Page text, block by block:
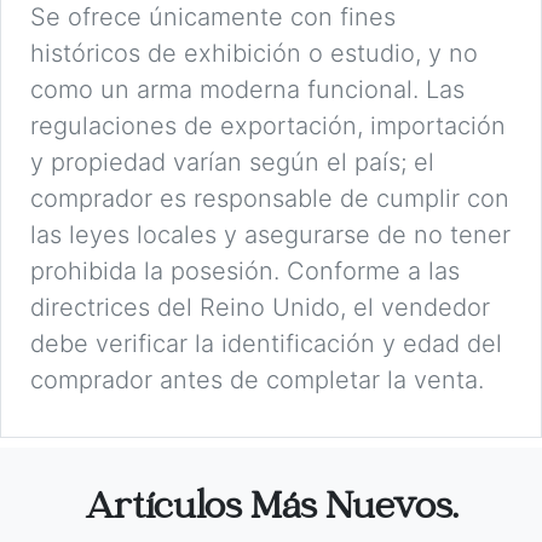
Se ofrece únicamente con fines
históricos de exhibición o estudio, y no
como un arma moderna funcional. Las
regulaciones de exportación, importación
y propiedad varían según el país; el
comprador es responsable de cumplir con
las leyes locales y asegurarse de no tener
prohibida la posesión. Conforme a las
directrices del Reino Unido, el vendedor
debe verificar la identificación y edad del
comprador antes de completar la venta.
Artículos Más Nuevos.